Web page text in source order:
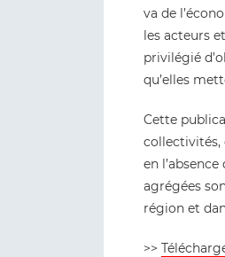
va de
les acteurs
privilégié
qu’elles
Cette
collectivités,
en
agrégées
région et
>>